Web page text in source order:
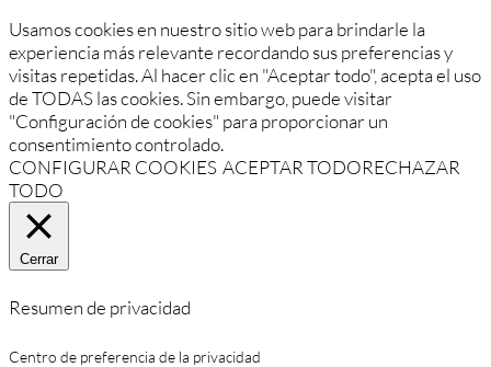
Usamos cookies en nuestro sitio web para brindarle la
experiencia más relevante recordando sus preferencias y
visitas repetidas. Al hacer clic en "Aceptar todo", acepta el uso
de TODAS las cookies. Sin embargo, puede visitar
"Configuración de cookies" para proporcionar un
consentimiento controlado.
CONFIGURAR COOKIES ACEPTAR TODORECHAZAR
TODO
Cerrar
Resumen de privacidad
Centro de preferencia de la privacidad